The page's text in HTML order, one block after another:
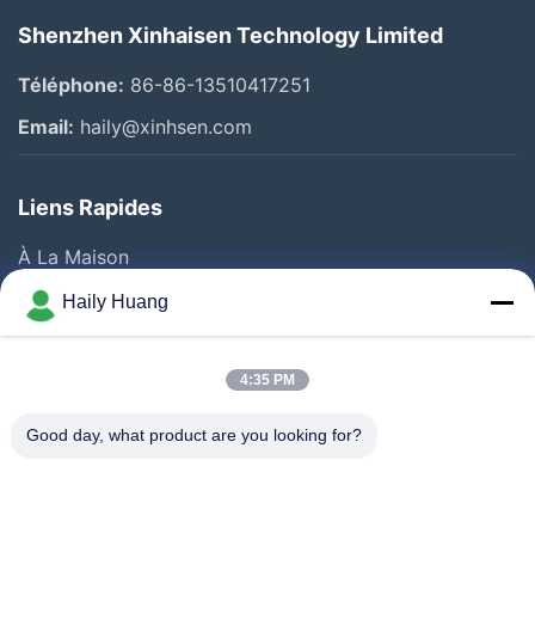
Shenzhen Xinhaisen Technology Limited
Téléphone: 86-86-13510417251
Email: haily@xinhsen.com
Liens Rapides
À La Maison
Produits
Vidéos
Visite D'usine
Haily Huang
4:35 PM
Good day, what product are you looking for?